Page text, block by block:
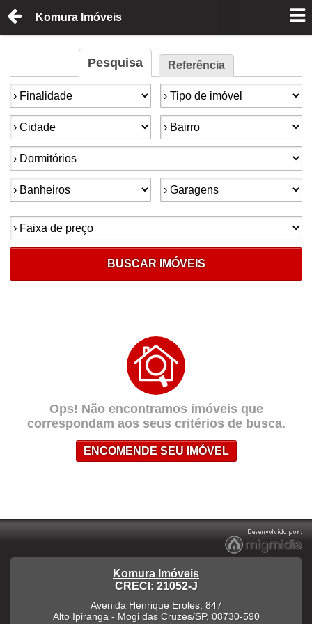
Komura Imóveis
Pesquisa Referência
Finalidade: Tipo de imóvel:
Cidade: Bairro:
Dormitórios:
Banheiros: Garagens:
Faixa de preço:
BUSCAR IMÓVEIS
Ops! Não encontramos imóveis que
correspondam aos seus critérios de busca.
ENCOMENDE SEU IMÓVEL
Komura Imóveis
CRECI: 21052-J
Avenida Henrique Eroles, 847
Alto Ipiranga - Mogi das Cruzes/SP, 08730-590